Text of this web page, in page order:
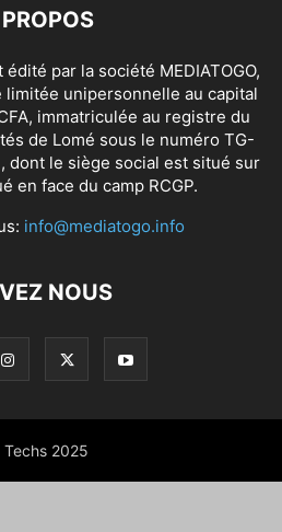
par la société MEDIATOGO,
unipersonnelle au capital
immatriculée au registre du
de Lomé sous le numéro TG-
dont le siège social est situé sur
en face du camp RCGP.
info@mediatogo.info
NOUS
2025